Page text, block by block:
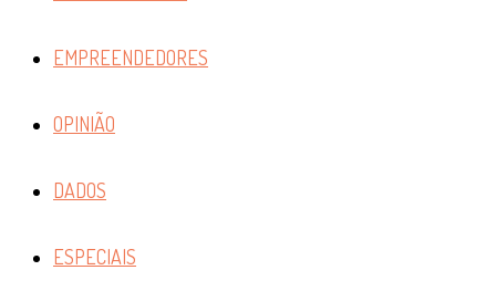
EMPREENDEDORES
OPINIÃO
DADOS
ESPECIAIS